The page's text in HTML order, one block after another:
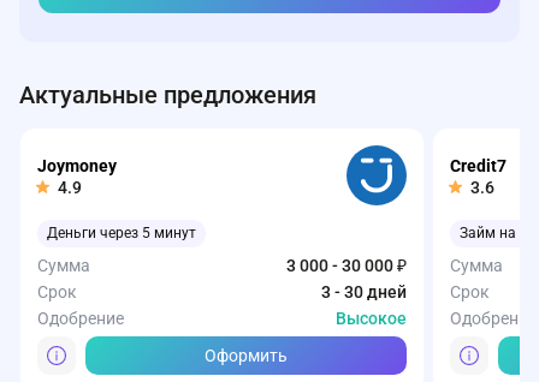
Актуальные предложения
Joymoney
4.9
Деньги через 5 минут
Сумма
3 000 - 30 000 ₽
Срок
3 - 30 дней
Одобрение
Высокое
Оформить
Credit7
3.6
Займ на
Сумма
Срок
Одобрение